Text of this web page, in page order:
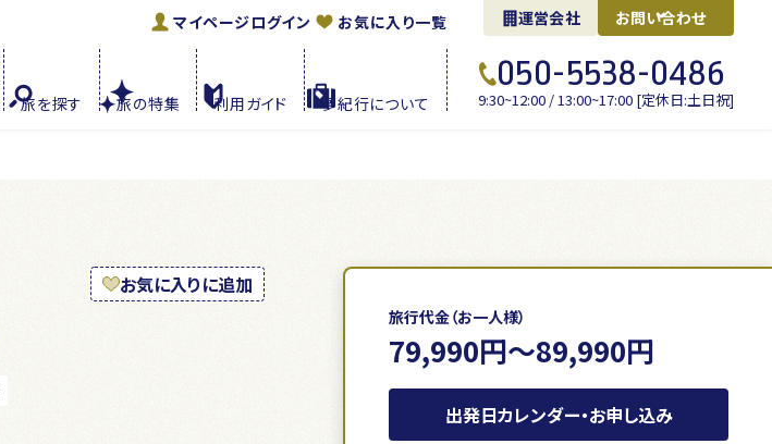
マイページログイン お気に入り一覧 運営会社 お問い合わせ
旅を探す 旅の特集 利用ガイド 夢紀行について
050-5538-0486
9:30~12:00 / 13:00~17:00 [定休日:土日祝]
お気に入りに追加
旅行代金（お一人様）
79,990円～89,990円
出発日カレンダー・お申し込み